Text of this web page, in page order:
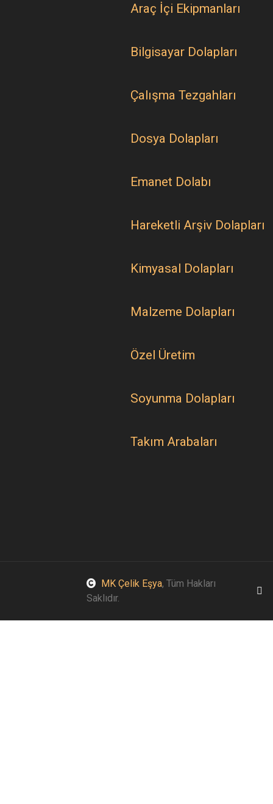
Araç İçi Ekipmanları
Bilgisayar Dolapları
Çalışma Tezgahları
Dosya Dolapları
Emanet Dolabı
Hareketli Arşiv Dolapları
Kimyasal Dolapları
Malzeme Dolapları
Özel Üretim
Soyunma Dolapları
Takım Arabaları
MK Çelik Eşya, Tüm Hakları
Saklıdır.